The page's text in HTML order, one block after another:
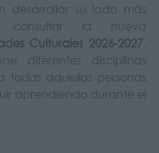
desarrollar su lado más
la nueva
Culturales 2026-2027
diferentes disciplinas
todas aquellas personas
aprendiendo durante el